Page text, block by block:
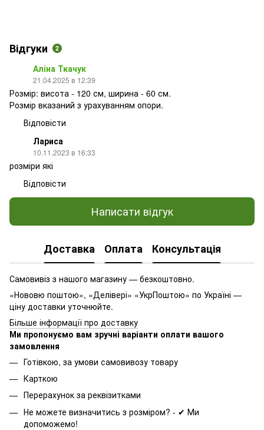
Відгуки 2
Аліна Ткачук
21.04.2025 в 12:39
Розмір: висота - 120 см, ширина - 60 см.
Розмір вказаний з урахуванням опори.
Відповісти
Лариса
10.11.2023 в 16:33
розміри які
Відповісти
Написати відгук
Доставка Оплата Консультація
Самовивіз з нашого магазину — безкоштовно.
«Нововю поштою», «Делівері» «УкрПоштою» по Україні —
ціну доставки уточнюйте.
Більше інформації про доставку
Ми пропонуємо вам зручні варіанти оплати вашого
замовлення
Готівкою, за умови самовивозу товару
Карткою
Перерахунок за реквізитками
Не можете визначитись з розміром? - ✔ Ми
допоможемо!